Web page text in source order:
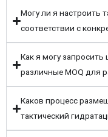
Могу ли я настроить
соответствии с
Как я могу запросить
различные MOQ для
Каков процесс
тактический